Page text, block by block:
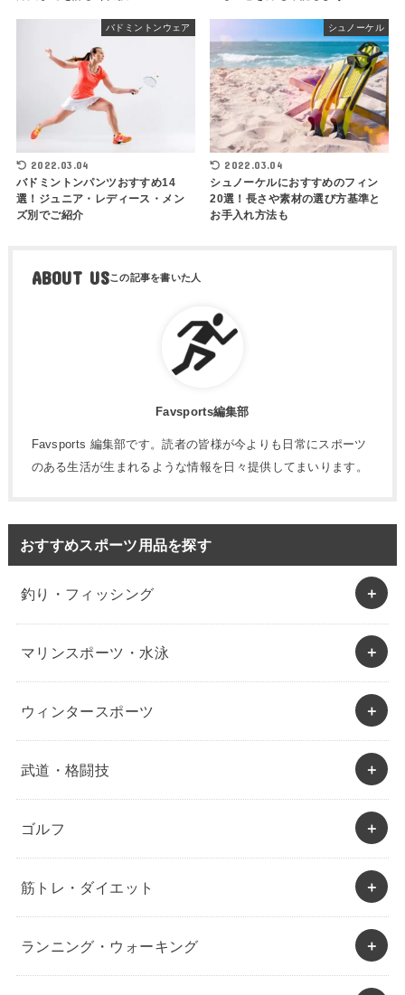
バドミントンウェア
2022.03.04
バドミントンパンツおすすめ14
選！ジュニア・レディース・メン
ズ別でご紹介
シュノーケル
2022.03.04
シュノーケルにおすすめのフィン
20選！長さや素材の選び方基準と
お手入れ方法も
ABOUT US
Favsports編集部
Favsports 編集部です。読者の皆様が今よりも日常にスポーツ
のある生活が生まれるような情報を日々提供してまいります。
おすすめスポーツ用品を探す
釣り・フィッシング
マリンスポーツ・水泳
ウィンタースポーツ
武道・格闘技
ゴルフ
筋トレ・ダイエット
ランニング・ウォーキング